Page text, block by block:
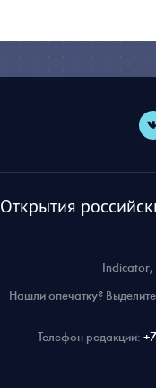
Открытия
Indicator,
Нашли опечатку?
Телефон редакции: